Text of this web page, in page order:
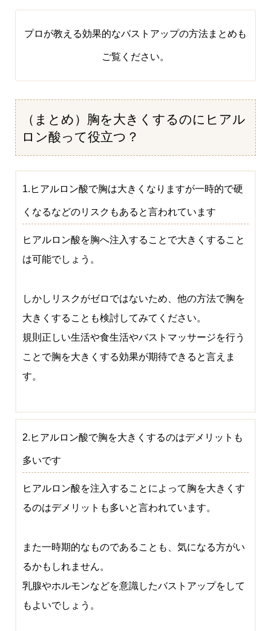
プロが教える効果的なバストアップの方法まとめ も
ご覧ください。
（まとめ）胸を大きくするのにヒアル
ロン酸って役立つ？
1.ヒアルロン酸で胸は大きくなりますが一時的で硬
くなるなどのリスクもあると言われています
ヒアルロン酸を胸へ注入することで大きくすること
は可能でしょう。
しかしリスクがゼロではないため、他の方法で胸を
大きくすることも検討してみてください。
規則正しい生活や食生活やバストマッサージを行う
ことで胸を大きくする効果が期待できると言えま
す。
2.ヒアルロン酸で胸を大きくするのはデメリットも
多いです
ヒアルロン酸を注入することによって胸を大きくす
るのはデメリットも多いと言われています。
また一時期的なものであることも、気になる方がい
るかもしれません。
乳腺やホルモンなどを意識したバストアップをして
もよいでしょう。